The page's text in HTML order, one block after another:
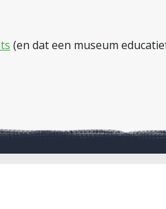
(en dat een museum